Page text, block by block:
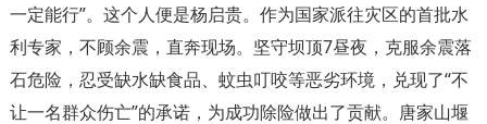
一定能行”。这个人便是杨启贵。作为国家派往灾区的首批水
利专家，不顾余震，直奔现场。坚守坝顶7昼夜，克服余震落
石危险，忍受缺水缺食品、蚊虫叮咬等恶劣环境，兑现了“不
让一名群众伤亡”的承诺，为成功除险做出了贡献。唐家山堰